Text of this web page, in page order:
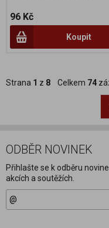
96 Kč
Koupit
Strana 1 z 8 Celkem 74
ODBĚR NOVINEK
Přihlašte se k odběru
akcích a soutěžích.